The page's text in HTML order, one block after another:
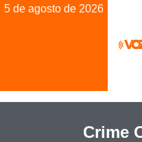
5 de agosto de 2026
Crime